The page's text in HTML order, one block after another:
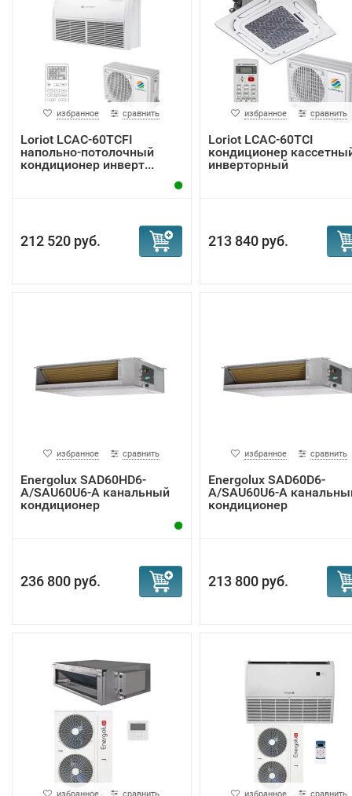
избранное сравнить
Loriot LCAC-60TCFI
напольно-потолочный
кондиционер инверт...
212 520 руб.
избранное сравнить
Loriot LCAC-60TCI
кондиционер
инверторный
213 840 руб.
избранное сравнить
Energolux SAD60HD6-
A/SAU60U6-A канальный
кондиционер
236 800 руб.
избранное сравнить
Energolux SAD60D6-
A/SAU60U6-A
кондиционер
213 800 руб.